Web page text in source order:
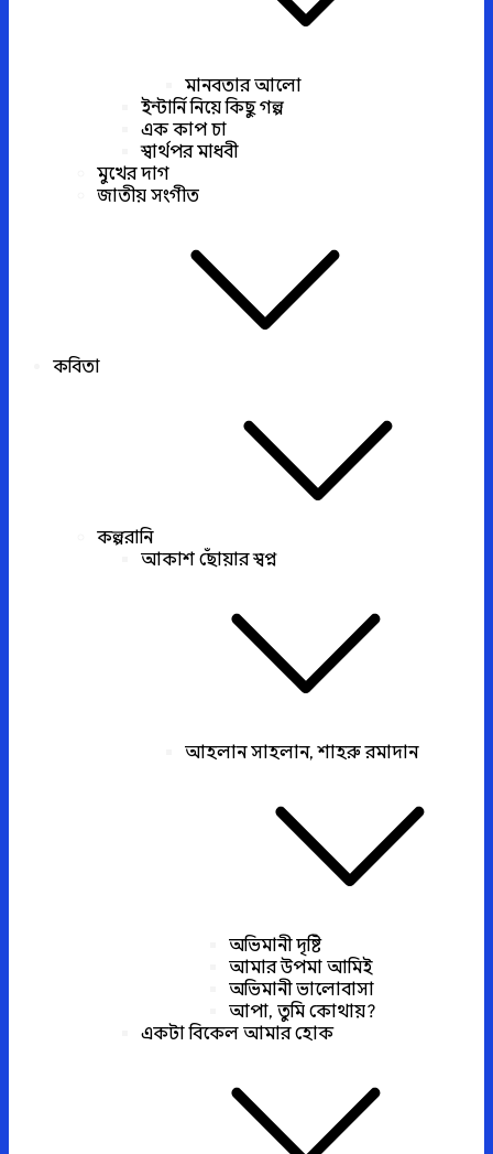
মানবতার আলো
ইন্টার্নি নিয়ে কিছু গল্প
এক কাপ চা
স্বার্থপর মাধবী
মুখের দাগ
জাতীয় সংগীত
কবিতা
কল্পরানি
আকাশ ছোঁয়ার স্বপ্ন
আহলান সাহলান, শাহরু রমাদান
অভিমানী দৃষ্টি
আমার উপমা আমিই
অভিমানী ভালোবাসা
আপা, তুমি কোথায়?
একটা বিকেল আমার হোক